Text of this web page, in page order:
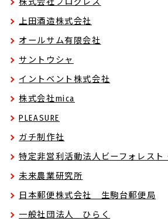
株式会社プログレス
上田酒造株式会社
オールサム有限会社
サントウシャ
イントベント株式会社
株式会社mica
PLEASURE
ガチ制作社
特定非営利活動法人ビーフォレスト
未来農業研究所
日本郵便株式会社 生駒台郵便局
一般社団法人 ひらく